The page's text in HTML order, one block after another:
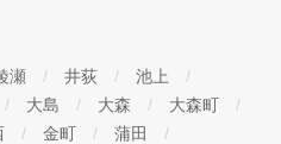
瀬 井荻
池上
大島 大森
大森町
金町
蒲田